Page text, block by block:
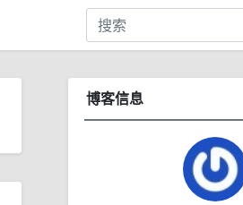
博客信息